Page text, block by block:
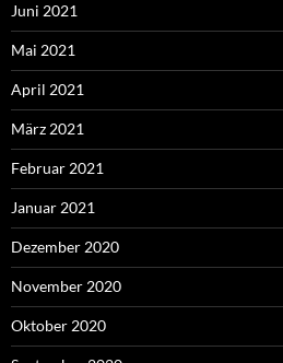
Juni 2021
Mai 2021
April 2021
März 2021
Februar 2021
Januar 2021
Dezember 2020
November 2020
Oktober 2020